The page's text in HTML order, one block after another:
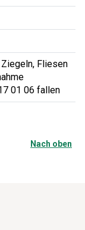
Fliesen
01 06 fallen
Nach oben